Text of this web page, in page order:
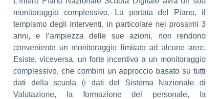
monitoraggio complessivo. La portata del Piano, il
tempismo degli interventi, in particolare nei prossimi 3
anni, e l’ampiezza delle sue azioni, non rendono
conveniente un monitoraggio limitato ad alcune aree.
Esiste, viceversa, un forte incentivo a un monitoraggio
complessivo, che combini un approccio basato su tutti
dati della scuola (i dati del Sistema Nazionale di
Valutazione, la formazione del personale, la